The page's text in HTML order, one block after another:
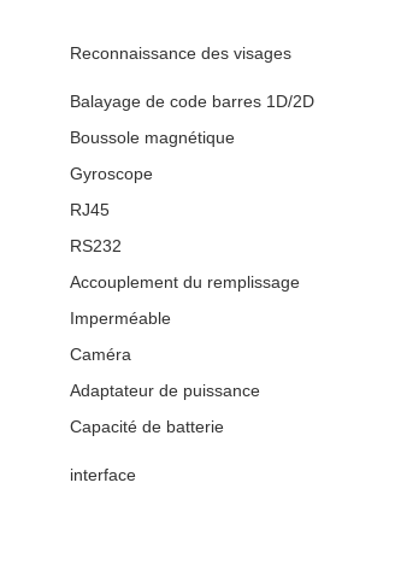
Reconnaissance des visages
Balayage de code barres 1D/2D
Boussole magnétique
Gyroscope
RJ45
RS232
Accouplement du remplissage
Imperméable
Caméra
Adaptateur de puissance
Capacité de batterie
interface